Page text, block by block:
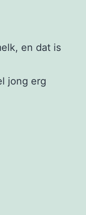
en dat is
jong erg